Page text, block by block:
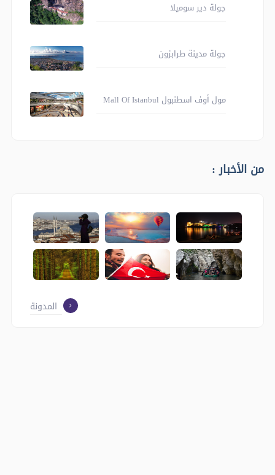
جولة دير سوميلا
جولة مدينة طرابزون
مول أوف اسطنبول Mall Of Istanbul
من الأخبار :
المدونة